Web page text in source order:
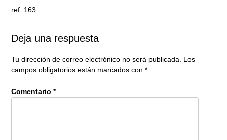
ref: 163
Deja una respuesta
Tu dirección de correo electrónico no será publicada.
Los
campos obligatorios están marcados con *
Comentario *